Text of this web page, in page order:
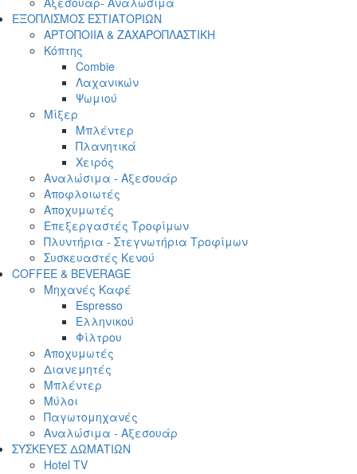
ΕΞΟΠΛΙΣΜΟΣ ΕΣΤΙΑΤΟΡΙΩΝ
ΑΡΤΟΠΟΙΙΑ & ΖΑΧΑΡΟΠΛΑΣΤΙΚΗ
Κόπτης
Combie
Λαχανικών
Ψωμιού
Μίξερ
Μπλέντερ
Πλανητικά
Χειρός
Αναλώσιμα - Αξεσουάρ
Αποφλοιωτές
Αποχυμωτές
Επεξεργαστές Τροφίμων
Πλυντήρια - Στεγνωτήρια Τροφίμων
Συσκευαστές Κενού
COFFEE & BEVERAGE
Μηχανές Καφέ
Espresso
Ελληνικού
Φίλτρου
Αποχυμωτές
Διανεμητές
Μπλέντερ
Μύλοι
Παγωτομηχανές
Αναλώσιμα - Αξεσουάρ
ΣΥΣΚΕΥΕΣ ΔΩΜΑΤΙΩΝ
Hotel TV